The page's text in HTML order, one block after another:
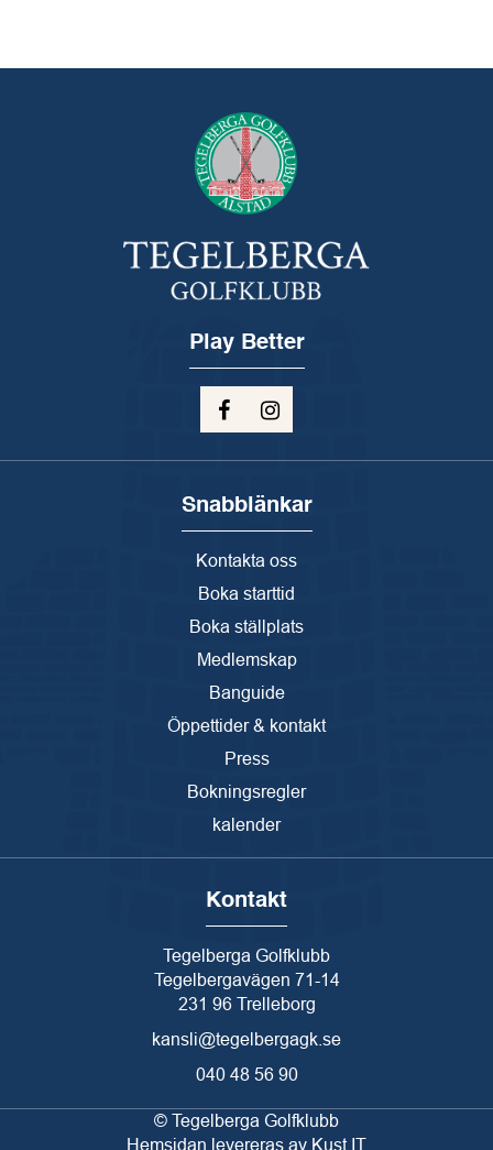
Snabblänkar
Kontakta oss
Boka starttid
Boka ställplats
Medlemskap
Banguide
Öppettider & kontakt
Press
Bokningsregler
kalender
Play Better
Kontakt
Tegelberga Golfklubb
Tegelbergavägen 71-14
231 96 Trelleborg
kansli@tegelbergagk.se
040 48 56 90
© Tegelberga Golfklubb
Hemsidan levereras av Kust IT